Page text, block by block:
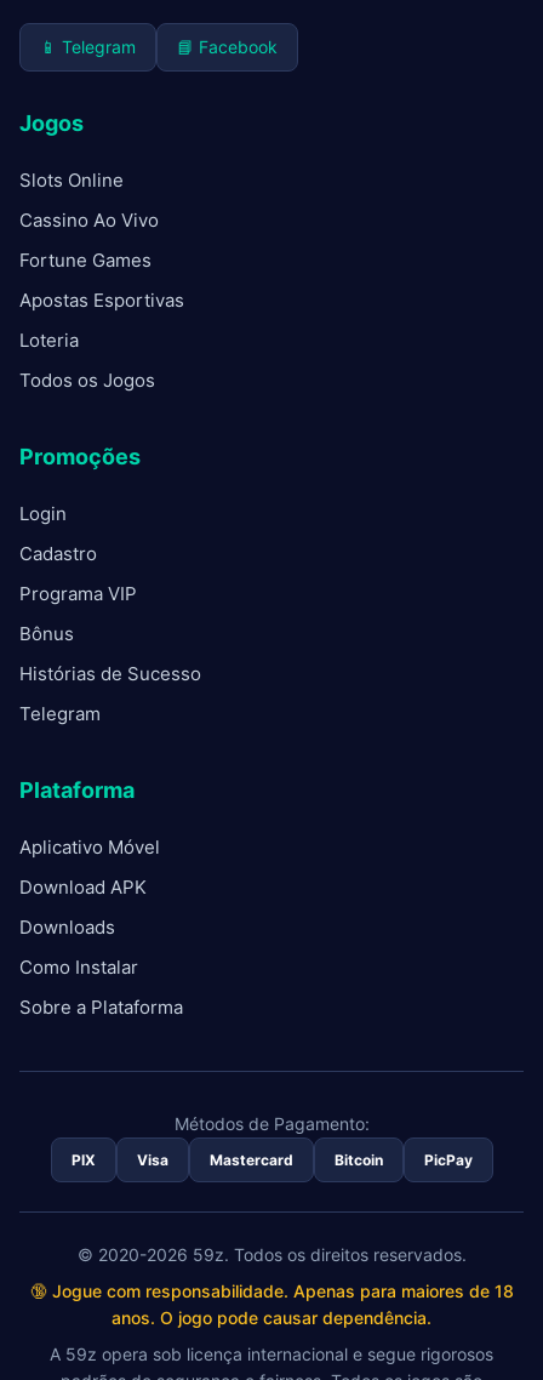
📱 Telegram 📘 Facebook
Jogos
Slots Online
Cassino Ao Vivo
Fortune Games
Apostas Esportivas
Loteria
Todos os Jogos
Promoções
Login
Cadastro
Programa VIP
Bônus
Histórias de Sucesso
Telegram
Plataforma
Aplicativo Móvel
Download APK
Downloads
Como Instalar
Sobre a Plataforma
Métodos de Pagamento:
PIX Visa Mastercard Bitcoin PicPay
© 2020-2026 59z. Todos os direitos reservados.
🔞 Jogue com responsabilidade. Apenas para maiores de 18
anos. O jogo pode causar dependência.
A 59z opera sob licença internacional e segue rigorosos